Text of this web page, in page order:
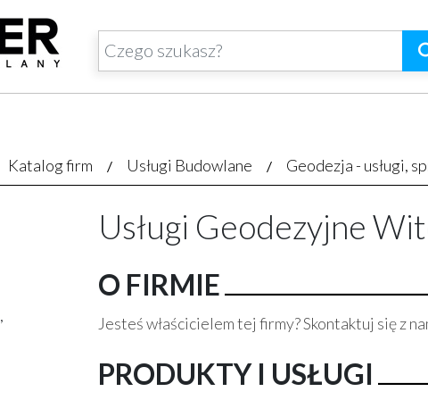
Katalog firm Usługi Budowlane Geodezja - usługi,
Usługi Geodezyjne
O FIRMIE
Jesteś właścicielem tej firmy? Skontaktuj się z
PRODUKTY I USŁUGI